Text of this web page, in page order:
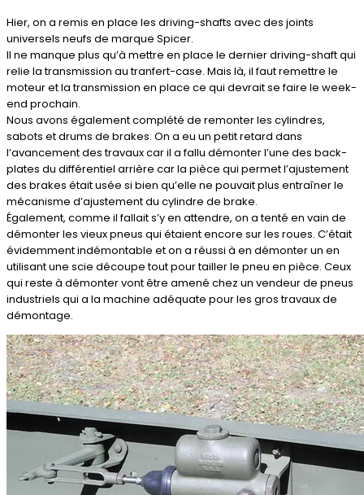
Hier, on a remis en place les driving-shafts avec des joints
universels neufs de marque Spicer.
Il ne manque plus qu’à mettre en place le dernier driving-shaft qui
relie la transmission au tranfert-case. Mais là, il faut remettre le
moteur et la transmission en place ce qui devrait se faire le week-
end prochain.
Nous avons également complété de remonter les cylindres,
sabots et drums de brakes. On a eu un petit retard dans
l’avancement des travaux car il a fallu démonter l’une des back-
plates du différentiel arrière car la pièce qui permet l’ajustement
des brakes était usée si bien qu’elle ne pouvait plus entraîner le
mécanisme d’ajustement du cylindre de brake.
Également, comme il fallait s’y en attendre, on a tenté en vain de
démonter les vieux pneus qui étaient encore sur les roues. C’était
évidemment indémontable et on a réussi à en démonter un en
utilisant une scie découpe tout pour tailler le pneu en pièce. Ceux
qui reste à démonter vont être amené chez un vendeur de pneus
industriels qui a la machine adéquate pour les gros travaux de
démontage.